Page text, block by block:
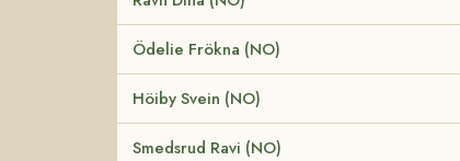
Ödelie Frökna (NO)
Höiby Svein (NO)
Smedsrud Ravi (NO)